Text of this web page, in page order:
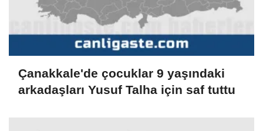
Çanakkale'de çocuklar 9 yaşındaki
arkadaşları Yusuf Talha için saf tuttu